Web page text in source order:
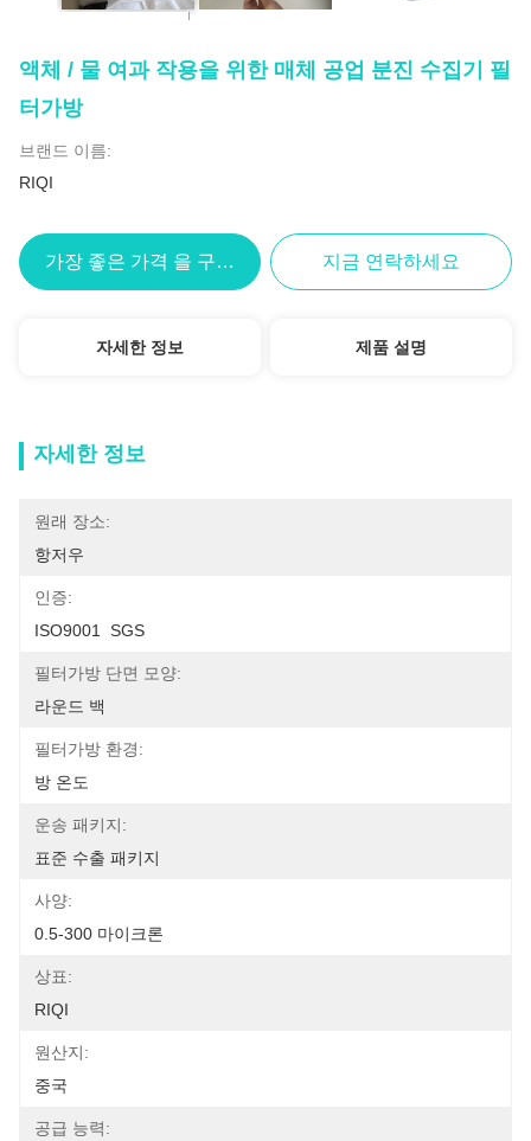
액체 / 물 여과 작용을 위한 매체 공업 분진 수집기 필
터가방
브랜드 이름:
RIQI
가장 좋은 가격 을 구하라 지금 연락하세요
자세한 정보 제품 설명
자세한 정보
원래 장소:
항저우
인증:
ISO9001  SGS
필터가방 단면 모양:
라운드 백
필터가방 환경:
방 온도
운송 패키지:
표준 수출 패키지
사양:
0.5-300 마이크론
상표:
RIQI
원산지:
중국
공급 능력: